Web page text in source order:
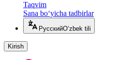
Taqvim
Sana bo‘yicha tadbirlar
РусскийO‘zbek tili
Kirish